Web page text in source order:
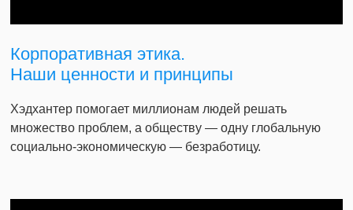
Корпоративная этика.
Наши ценности и принципы
Хэдхантер помогает миллионам людей решать
множество проблем, а обществу — одну глобальную
социально-экономическую — безработицу.